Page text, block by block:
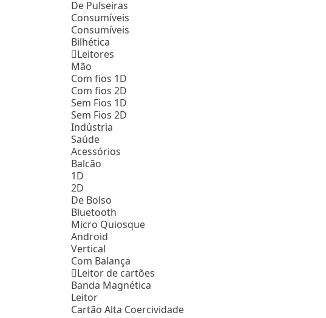
De Pulseiras
Consumíveis
Consumíveis
Bilhética
Leitores
Mão
Com fios 1D
Com fios 2D
Sem Fios 1D
Sem Fios 2D
Indústria
Saúde
Acessórios
Balcão
1D
2D
De Bolso
Bluetooth
Micro Quiosque
Android
Vertical
Com Balança
Leitor de cartões
Banda Magnética
Leitor
Cartão Alta Coercividade